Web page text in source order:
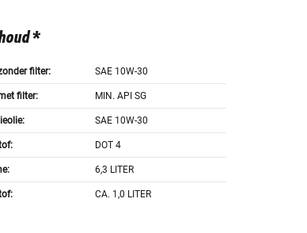
*
filter: SAE 10W-30
filter: MIN. API SG
SAE 10W-30
DOT 4
6,3 LITER
CA. 1,0 LITER